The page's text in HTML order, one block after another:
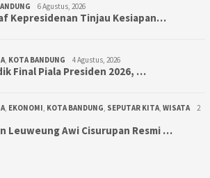
6 Agustus, 2026
Kepresidenan Tinjau Kesiapan…
, KOTA BANDUNG 4 Agustus, 2026
Final Piala Presiden 2026, …
, EKONOMI, KOTA BANDUNG, SEPUTAR KITA, WISATA
2
Leuweung Awi Cisurupan Resmi …